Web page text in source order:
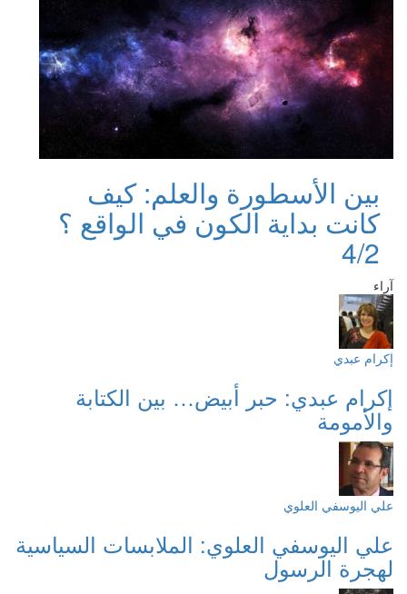
بين الأسطورة والعلم: كيف
كانت بداية الكون في الواقع ؟
4/2
آراء
إكرام عبدي
إكرام عبدي: حبر أبيض… بين الكتابة
والأمومة
علي اليوسفي العلوي
علي اليوسفي العلوي: الملابسات السياسية
لهجرة الرسول